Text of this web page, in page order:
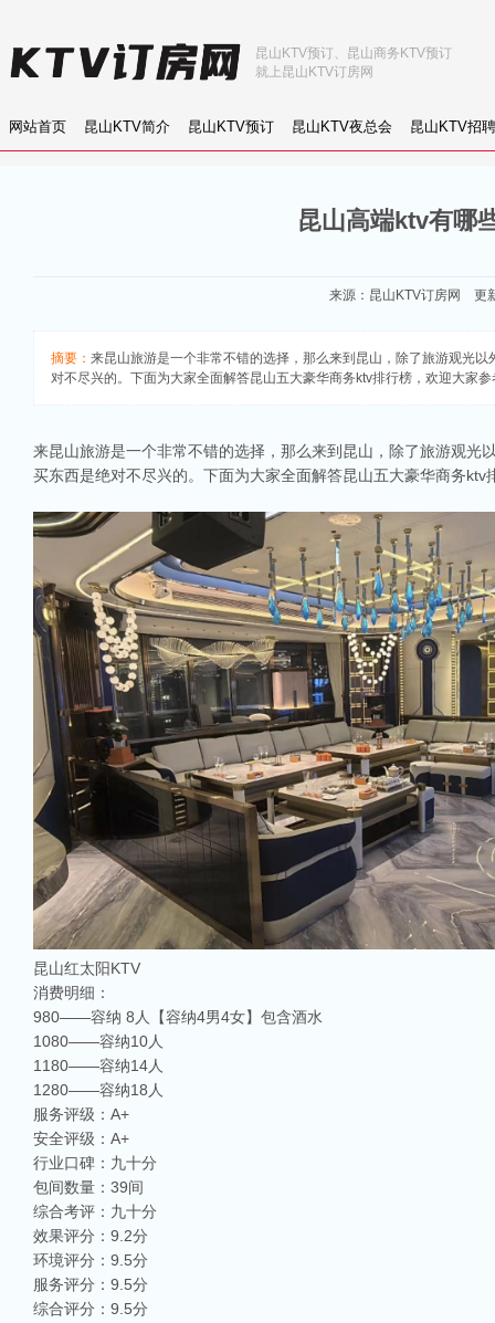
网站首页 昆山KTV简介 昆山KTV预订 昆山KTV夜总会 昆山KTV招聘
昆山KTV预订、昆山商务KTV预订
就上昆山KTV订房网
昆山高端ktv有哪
来源： 昆山KTV订房网 更
摘要： 来昆山旅游是一个非常不错的选择，那么来到昆山，除了旅游观光
对不尽兴的。下面为大家全面解答昆山五大豪华商务ktv排行榜，欢迎大家参
来昆山旅游是一个非常不错的选择，那么来到昆山，除了旅游观
买东西是绝对不尽兴的。下面为大家全面解答昆山五大豪华商务ktv
昆山红太阳KTV
消费明细：
980——容纳 8人【容纳4男4女】包含酒水
1080——容纳10人
1180——容纳14人
1280——容纳18人
服务评级：A+
安全评级：A+
行业口碑：九十分
包间数量：39间
综合考评：九十分
效果评分：9.2分
环境评分：9.5分
服务评分：9.5分
综合评分：9.5分